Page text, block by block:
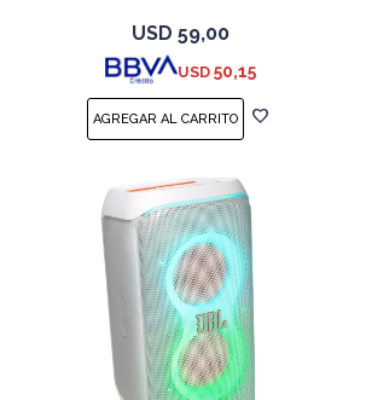
USD 59,00
USD 50,15